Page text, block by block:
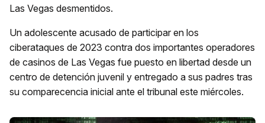
Las Vegas desmentidos.
Un adolescente acusado de participar en los
ciberataques de 2023 contra dos importantes operadores
de casinos de Las Vegas fue puesto en libertad desde un
centro de detención juvenil y entregado a sus padres tras
su comparecencia inicial ante el tribunal este miércoles.